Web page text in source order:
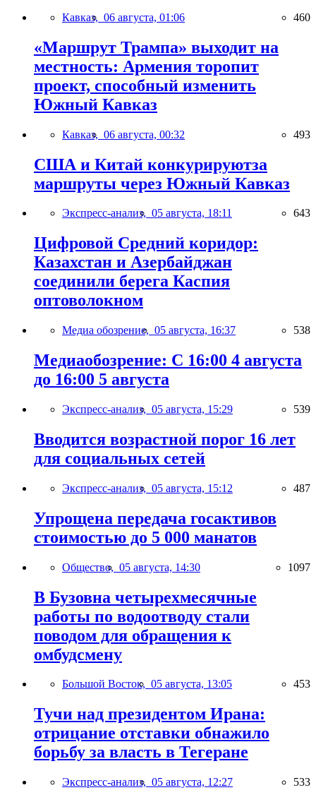
Кавказ, 06 августа, 01:06 460
«Маршрут Трампа» выходит на
местность: Армения торопит
проект, способный изменить
Южный Кавказ
Кавказ, 06 августа, 00:32 493
США и Китай конкурируютза
маршруты через Южный Кавказ
Экспресс-анализ, 05 августа, 18:11 643
Цифровой Средний коридор:
Казахстан и Азербайджан
соединили берега Каспия
оптоволокном
Медиа обозрение, 05 августа, 16:37 538
Медиаобозрение: С 16:00 4 августа
до 16:00 5 августа
Экспресс-анализ, 05 августа, 15:29 539
Вводится возрастной порог 16 лет
для социальных сетей
Экспресс-анализ, 05 августа, 15:12 487
Упрощена передача госактивов
стоимостью до 5 000 манатов
Общество, 05 августа, 14:30 1097
В Бузовна четырехмесячные
работы по водоотводу стали
поводом для обращения к
омбудсмену
Большой Восток, 05 августа, 13:05 453
Тучи над президентом Ирана:
отрицание отставки обнажило
борьбу за власть в Тегеране
Экспресс-анализ, 05 августа, 12:27 533